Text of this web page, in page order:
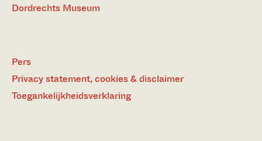
Dordrechts Museum
Pers
Privacy statement, cookies & disclaimer
Toegankelijkheidsverklaring